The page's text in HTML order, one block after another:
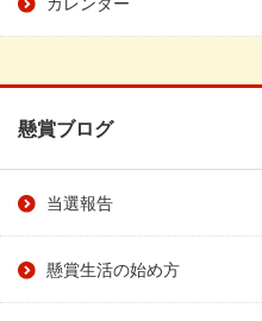
懸賞ブログ
当選報告
懸賞生活の始め方